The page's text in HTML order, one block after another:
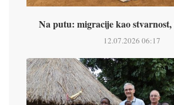
Na putu: migracije kao
12.07.2026 06:17